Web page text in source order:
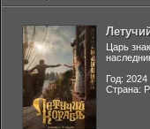
Царь
Год: 2024
Страна: